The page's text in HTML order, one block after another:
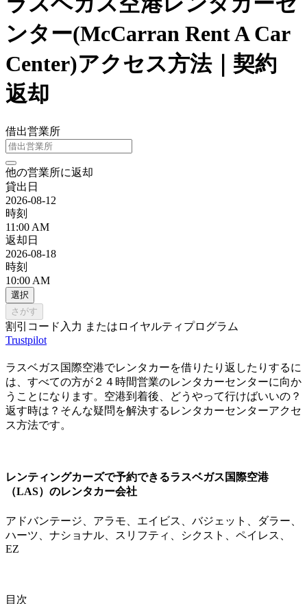
ンター(McCarran Rent A Car
Center)アクセス方法｜契約
返却
借出営業所
他の営業所に返却
貸出日
2026-08-12
時刻
11:00 AM
返却日
2026-08-18
時刻
10:00 AM
選択
さがす
割引コード入力 またはロイヤルティプログラム
Trustpilot
ラスベガス国際空港でレンタカーを借りたり返したりするに
は、すべての方が２４時間営業のレンタカーセンターに向か
うことになります。空港到着後、どうやって行けばいいの？
返す時は？そんな疑問を解決するレンタカーセンターアクセ
ス方法です。
レンティングカーズで予約できるラスベガス国際空港
（LAS）のレンタカー会社
アドバンテージ、アラモ、エイビス、バジェット、ダラー、
ハーツ、ナショナル、スリフティ、シクスト、ペイレス、
EZ
目次